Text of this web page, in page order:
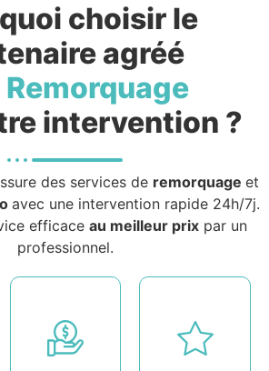
choisir le
agréé
intervention ?
des services de remorquage et
avec une intervention rapide 24h/7j.
efficace au meilleur prixpar un
professionnel.